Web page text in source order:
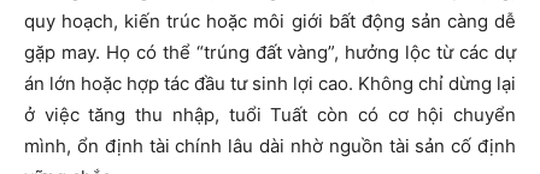
quy hoạch, kiến trúc hoặc môi giới bất động sản càng dễ
gặp may. Họ có thể “trúng đất vàng”, hưởng lộc từ các dự
án lớn hoặc hợp tác đầu tư sinh lợi cao. Không chỉ dừng lại
ở việc tăng thu nhập, tuổi Tuất còn có cơ hội chuyển
mình, ổn định tài chính lâu dài nhờ nguồn tài sản cố định